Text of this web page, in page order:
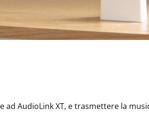
AudioLink XT, e trasmettere la